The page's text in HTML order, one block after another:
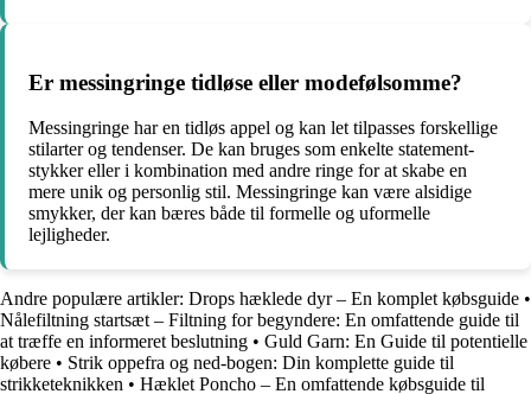
Er messingringe tidløse eller modefølsomme?
Messingringe har en tidløs appel og kan let tilpasses forskellige
stilarter og tendenser. De kan bruges som enkelte statement-
stykker eller i kombination med andre ringe for at skabe en
mere unik og personlig stil. Messingringe kan være alsidige
smykker, der kan bæres både til formelle og uformelle
lejligheder.
Andre populære artikler: Drops hæklede dyr – En komplet købsguide •
Nålefiltning startsæt – Filtning for begyndere: En omfattende guide til
at træffe en informeret beslutning • Guld Garn: En Guide til potentielle
købere • Strik oppefra og ned-bogen: Din komplette guide til
strikketeknikken • Hæklet Poncho – En omfattende købsguide til